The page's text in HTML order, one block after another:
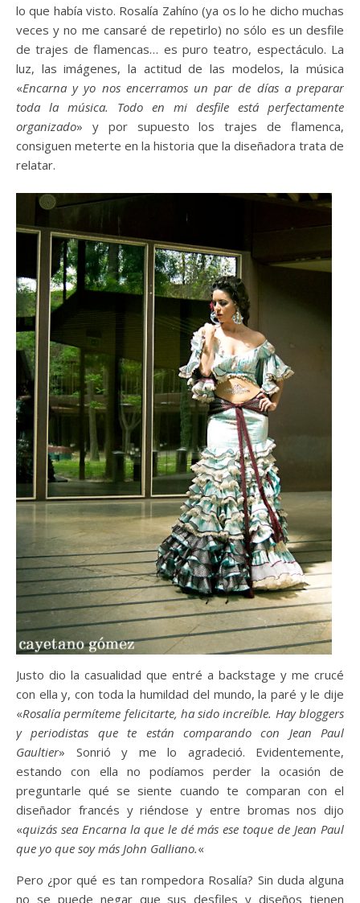
lo que había visto. Rosalía Zahíno (ya os lo he dicho muchas
veces y no me cansaré de repetirlo) no sólo es un desfile
de trajes de flamencas… es puro teatro, espectáculo. La
luz, las imágenes, la actitud de las modelos, la música
«Encarna y yo nos encerramos un par de días a preparar
toda la música. Todo en mi desfile está perfectamente
organizado» y por supuesto los trajes de flamenca,
consiguen meterte en la historia que la diseñadora trata de
relatar.
Justo dio la casualidad que entré a backstage y me crucé
con ella y, con toda la humildad del mundo, la paré y le dije
«Rosalía permíteme felicitarte, ha sido increíble. Hay bloggers
y periodistas que te están comparando con Jean Paul
Gaultier» Sonrió y me lo agradeció. Evidentemente,
estando con ella no podíamos perder la ocasión de
preguntarle qué se siente cuando te comparan con el
diseñador francés y riéndose y entre bromas nos dijo
«quizás sea Encarna la que le dé más ese toque de Jean Paul
que yo que soy más John Galliano.«
Pero ¿por qué es tan rompedora Rosalía? Sin duda alguna
no se puede negar que sus desfiles y diseños tienen